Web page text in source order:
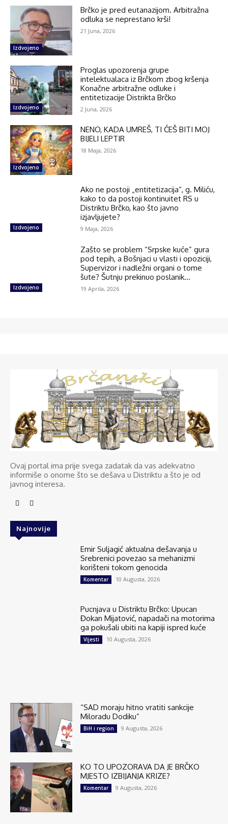
Izdvojeno
Brčko je pred eutanazijom. Arbitražna
odluka se neprestano krši!
21 Juna, 2026
Izdvojeno
Proglas upozorenja grupe
intelektualaca iz Brčkom zbog kršenja
Konačne arbitražne odluke i
entitetizacije Distrikta Brčko
2 Juna, 2026
Izdvojeno
NENO, KADA UMREŠ, TI ĆEŠ BITI MOJ
BIJELI LEPTIR
18 Maja, 2026
Izdvojeno
Ako ne postoji „entitetizacija“, g. Miliću,
kako to da postoji kontinuitet RS u
Distriktu Brčko, kao što javno
izjavljujete?
9 Maja, 2026
Izdvojeno
Zašto se problem “Srpske kuće” gura
pod tepih, a Bošnjaci u vlasti i opoziciji,
Supervizor i nadležni organi o tome
šute? Šutnju prekinuo poslanik...
19 Aprila, 2026
Ovaj portal ima prije svega zadatak da vas adekvatno
informiše o onome što se dešava u Distriktu a što je od
javnog interesa.
Najnovije
Emir Suljagić aktualna dešavanja u
Srebrenici povezao sa mehanizmi
korišteni tokom genocida
Komentar 10 Augusta, 2026
Pucnjava u Distriktu Brčko: Upucan
Đokan Mijatović, napadači na motorima
ga pokušali ubiti na kapiji ispred kuće
Vijesti 10 Augusta, 2026
“SAD moraju hitno vratiti sankcije
Miloradu Dodiku”
BiH i region 9 Augusta, 2026
KO TO UPOZORAVA DA JE BRČKO
MJESTO IZBIJANJA KRIZE?
Komentar 9 Augusta, 2026